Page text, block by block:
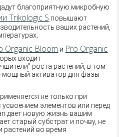
благоприятную микробную
Trikologic S повышают
ваших растений,
Organic Bloom и Pro Organic
входит
роста растений, в том
мощный активатор для фазы
не только при
элементов или перед
дает новую жизнь вашим
старый субстрат и почву, не
растений во время